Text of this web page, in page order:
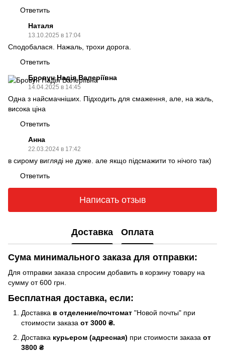
Ответить
Наталя
13.10.2025 в 17:04
Сподобалася. Нажаль, трохи дорога.
Ответить
Бровун Надія Валеріївна
14.04.2025 в 14:45
Одна з найсмачніших. Підходить для смаження, але, на жаль,
висока ціна
Ответить
Анна
22.03.2024 в 17:42
в сирому вигляді не дуже. але якщо підсмажити то нічого так)
Ответить
Написать отзыв
Доставка Оплата
Сума минимального заказа для отправки:
Для отправки заказа спросим добавить в корзину товару на
сумму от 600 грн.
Бесплатная доставка, если:
Доставка в отделение/почтомат "Новой почты" при
стоимости заказа от 3000 ₴.
Доставка курьером (адресная) при стоимости заказа от
3800 ₴